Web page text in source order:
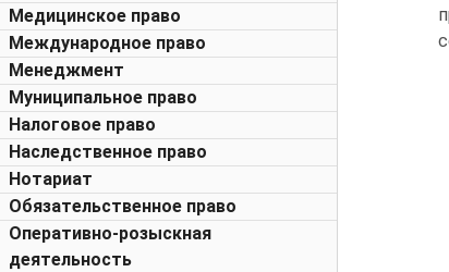
Медицинское право
Международное право
Менеджмент
Муниципальное право
Налоговое право
Наследственное право
Нотариат
Обязательственное право
Оперативно-розыскная
деятельность